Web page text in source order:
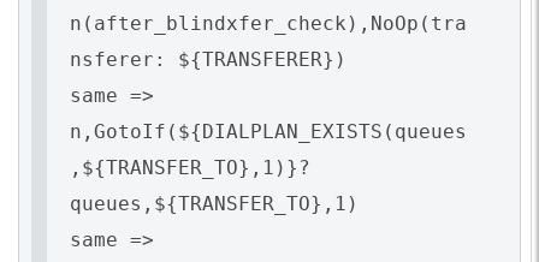
n(after_blindxfer_check),NoOp(tra
nsferer: ${TRANSFERER})
same =>
n,GotoIf(${DIALPLAN_EXISTS(queues
,${TRANSFER_TO},1)}?
queues,${TRANSFER_TO},1)
same =>